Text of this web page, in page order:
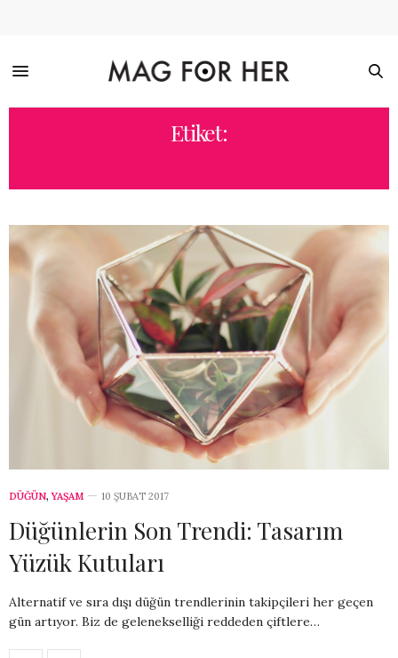
Etiket:
DÜĞÜN, YAŞAM 10 ŞUBAT 2017
Düğünlerin Son Trendi: Tasarım
Yüzük Kutuları
Alternatif ve sıra dışı düğün trendlerinin takipçileri her geçen
gün artıyor. Biz de gelenekselliği reddeden çiftlere…